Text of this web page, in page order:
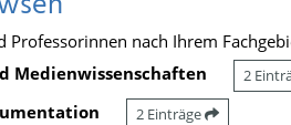
Professorinnen nach Ihrem
Medienwissenschaften
2
2 Einträge